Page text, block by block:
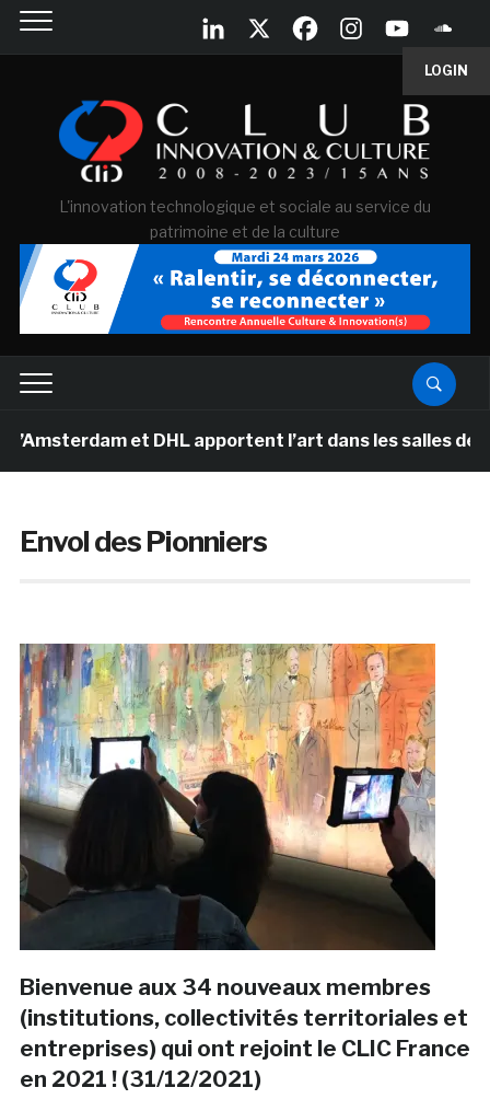
LOGIN
L'innovation technologique et sociale au service du
patrimoine et de la culture
et DHL apportent l’art dans les salles de
Envol des Pionniers
Bienvenue aux 34 nouveaux membres
(institutions, collectivités territoriales et
entreprises) qui ont rejoint le CLIC France
en 2021 ! (31/12/2021)